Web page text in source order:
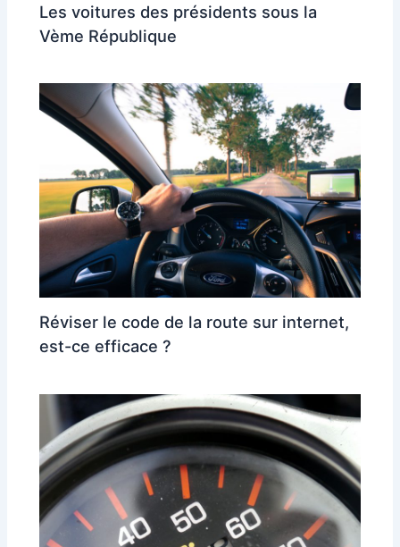
Les voitures des présidents sous la
Vème République
Réviser le code de la route sur internet,
est-ce efficace ?